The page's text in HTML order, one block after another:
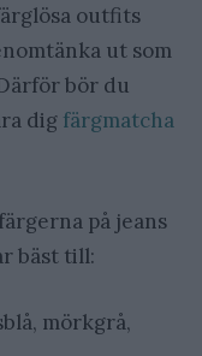
outfits
ut som
bör du
dig färgmatcha
på jeans
bäst till:
mörkgrå,